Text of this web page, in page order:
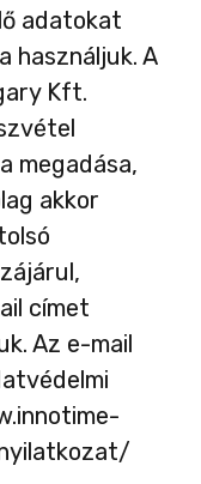
adatokat
használjuk. A
Kft.
megadása,
akkor
címet
Az e-mail